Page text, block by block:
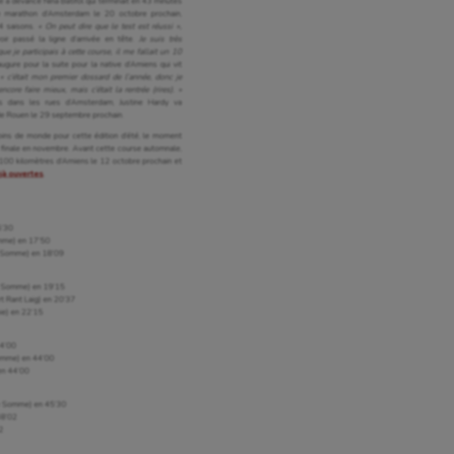
rythmique
et Paralympiques
Patinage artistique
Pétanque
Plongée
Roller-derby
d’Amsterdam le 20 octobre prochain,
« On peut dire que le test est réussi »,
passé la ligne d’arrivée en tête.
Je suis très
je participais à cette course, il me fallait un 10
pour la suite pour la native d’Amiens qui vit
« c’était mon premier dossard de l’année, donc je
faire mieux, mais c’était la rentrée (rires). »
les rues d’Amsterdam, Justine Hardy va
Rouen le 29 septembre prochain.
de monde pour cette édition d’été, le moment
en novembre. Avant cette course automnale,
kilomètres d’Amiens le 12 octobre prochain et
ouvertes
en 17’50
en 18’09
en 19’15
Laig) en 20’37
en 22’15
en 44’00
44’00
en 45’30